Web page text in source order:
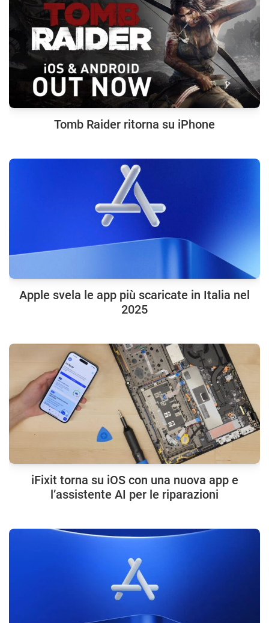
Tomb Raider ritorna su iPhone
Apple svela le app più scaricate in Italia nel
2025
iFixit torna su iOS con una nuova app e
l’assistente AI per le riparazioni